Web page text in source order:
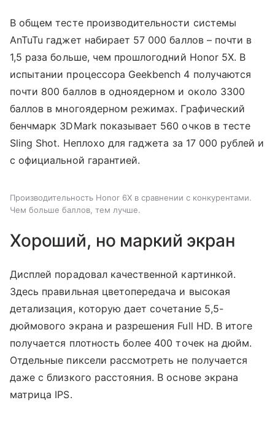
В общем тесте производительности системы
AnTuTu гаджет набирает 57 000 баллов – почти в
1,5 раза больше, чем прошлогодний Honor 5X. В
испытании процессора Geekbench 4 получаются
почти 800 баллов в одноядерном и около 3300
баллов в многоядерном режимах. Графический
бенчмарк 3DMark показывает 560 очков в тесте
Sling Shot. Неплохо для гаджета за 17 000 рублей и
с официальной гарантией.
Производительность Honor 6X в сравнении с конкурентами.
Чем больше баллов, тем лучше.
Хороший, но маркий экран
Дисплей порадовал качественной картинкой.
Здесь правильная цветопередача и высокая
детализация, которую дает сочетание 5,5-
дюймового экрана и разрешения Full HD. В итоге
получается плотность более 400 точек на дюйм.
Отдельные пиксели рассмотреть не получается
даже с близкого расстояния. В основе экрана
матрица IPS.